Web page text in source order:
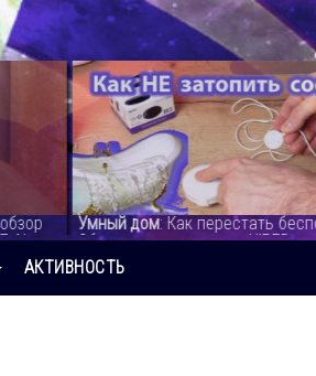
Alarm
Умный дом: Как перестать
Обзор умных датчиков HIPER -
АКТИВНОСТЬ